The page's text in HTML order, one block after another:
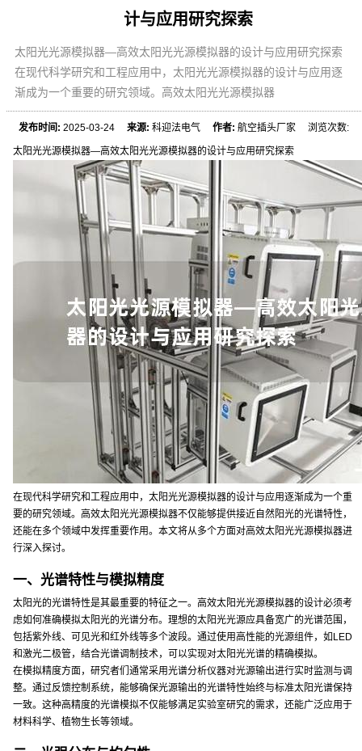
计与应用研究探索
太阳光光源模拟器—高效太阳光光源模拟器的设计与应用研究探索
在现代科学研究和工程应用中，太阳光光源模拟器的设计与应用逐
渐成为一个重要的研究领域。高效太阳光光源模拟器
发布时间: 2025-03-24来源: 科迎法电气作者: 航空插头厂家 浏览次数:
太阳光光源模拟器—高效太阳光光源模拟器的设计与应用研究探索
在现代科学研究和工程应用中，太阳光光源模拟器的设计与应用逐渐成为一个重
要的研究领域。高效太阳光光源模拟器不仅能够提供接近自然阳光的光谱特性，
还能在多个领域中发挥重要作用。本文将从多个方面对高效太阳光光源模拟器进
行深入探讨。
一、光谱特性与模拟精度
太阳光的光谱特性是其最重要的特征之一。高效太阳光光源模拟器的设计必须考
虑如何准确模拟太阳光的光谱分布。理想的太阳光光源应具备宽广的光谱范围，
包括紫外线、可见光和红外线等多个波段。通过使用高性能的光源组件，如LED
和激光二极管，结合光谱调制技术，可以实现对太阳光光谱的精确模拟。
在模拟精度方面，研究者们通常采用光谱分析仪器对光源输出进行实时监测与调
整。通过反馈控制系统，能够确保光源输出的光谱特性始终与标准太阳光谱保持
一致。这种高精度的光谱模拟不仅能够满足实验室研究的需求，还能广泛应用于
材料科学、植物生长等领域。